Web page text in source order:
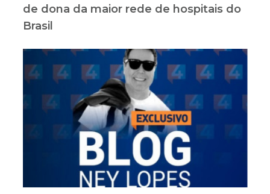
de dona da maior rede de hospitais do
Brasil